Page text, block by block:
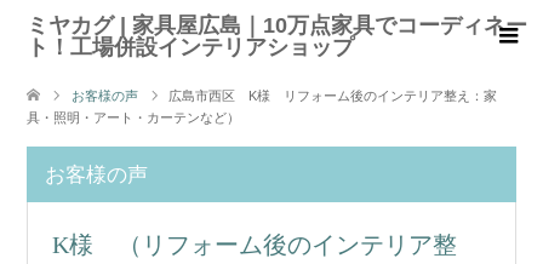
ミヤカグ | 家具屋広島｜10万点家具でコーディネー
ト！工場併設インテリアショップ
お客様の声
広島市西区 K様 リフォーム後のインテリア整え：家
具・照明・アート・カーテンなど）
お客様の声
K様 （リフォーム後のインテリア整